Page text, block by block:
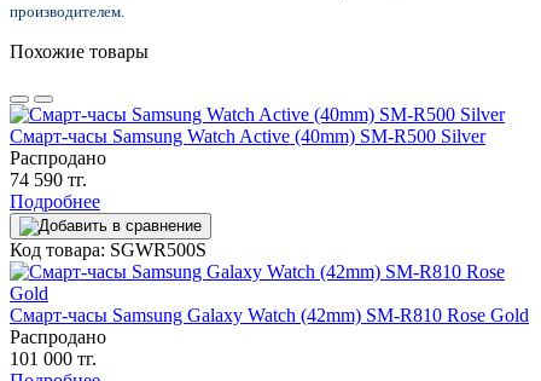
производителем.
Похожие товары
Смарт-часы Samsung Watch Active (40mm) SM-R500 Silver
Распродано
74 590 тг.
Подробнее
Код товара: SGWR500S
Смарт-часы Samsung Galaxy Watch (42mm) SM-R810 Rose Gold
Распродано
101 000 тг.